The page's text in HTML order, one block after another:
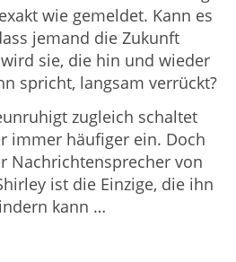
wie gemeldet. Kann es
jemand die Zukunft
sie, die hin und wieder
spricht, langsam verrückt?
zugleich schaltet
immer häufiger ein. Doch
Nachrichtensprecher von
ist die Einzige, die ihn
kann …